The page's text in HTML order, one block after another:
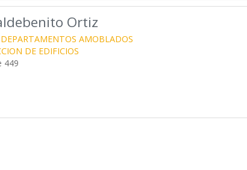
Ortiz
AMOBLADOS
DE EDIFICIOS
449